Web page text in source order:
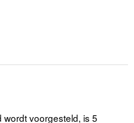
voorgesteld, is 5